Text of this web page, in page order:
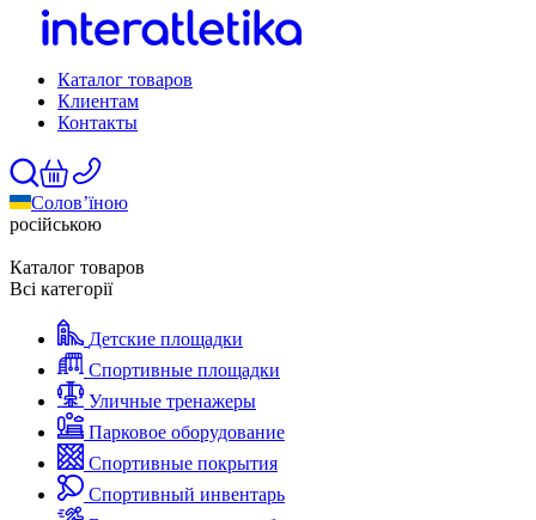
Каталог товаров
Клиентам
Контакты
Солов’їною
російською
Каталог товаров
Всі категорії
Детские площадки
Спортивные площадки
Уличные тренажеры
Парковое оборудование
Спортивные покрытия
Спортивный инвентарь